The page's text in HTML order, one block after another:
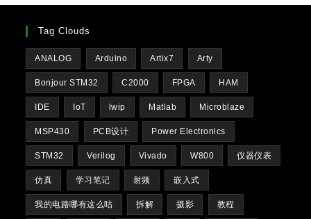
Tag Clouds
ANALOG Arduino Artix7 Arty
Bonjour STM32 C2000 FPGA HAM
IDE IoT lwip Matlab Microblaze
MSP430 PCB设计 Power Electronics
STM32 Verilog Vivado W800 仪器仪表
仿真 学习笔记 射频 嵌入式
我的电路哪有这么咕 拆解 摄影 教程